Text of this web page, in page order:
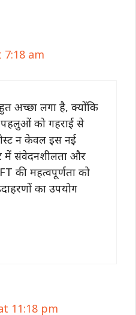
7:18 am
अच्छा लगा है, क्योंकि
को गहराई से
न केवल इस नई
में संवेदनशीलता और
की महत्वपूर्णता को
का उपयोग
11:18 pm